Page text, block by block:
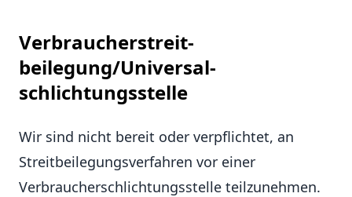
Verbraucher­streit­
beilegung/Universal­
schlichtungs­stelle
Wir sind nicht bereit oder verpflichtet, an
Streitbeilegungsverfahren vor einer
Verbraucherschlichtungsstelle teilzunehmen.